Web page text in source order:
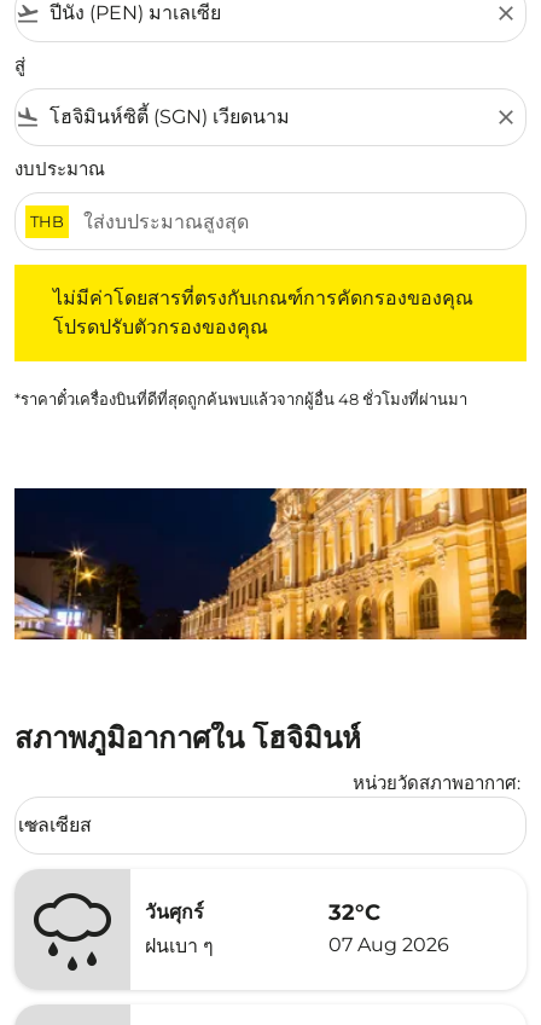
flight_takeoff close
สู่
flight_land close
งบประมาณ
THB
ไม่มีค่าโดยสารที่ตรงกับเกณฑ์การคัดกรองของคุณ
โปรดปรับตัวกรองของคุณ
*ราคาตั๋วเครื่องบินที่ดีที่สุดถูกค้นพบแล้วจากผู้อื่น 48 ชั่วโมงที่ผ่านมา
สภาพภูมิอากาศใน โฮจิมินห์
หน่วยวัดสภาพอากาศ:
Weather unit option เซลเซียส Selected
เซลเซียส
keyboard_arrow_down
วันศุกร์
ฝนเบา ๆ
32°C
07 Aug 2026